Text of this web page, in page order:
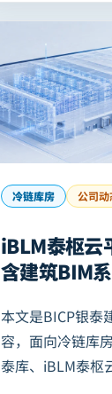
冷链库房 公司动
iBLM泰枢云
含建筑BIM
精准决策！
本文是BICP银泰
容，面向冷链库
泰库、iBLM泰枢